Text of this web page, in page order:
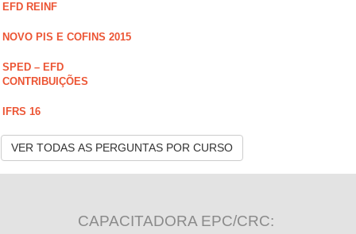
EFD REINF
NOVO PIS E COFINS 2015
SPED – EFD
CONTRIBUIÇÕES
IFRS 16
VER TODAS AS PERGUNTAS POR CURSO
CAPACITADORA EPC/CRC: